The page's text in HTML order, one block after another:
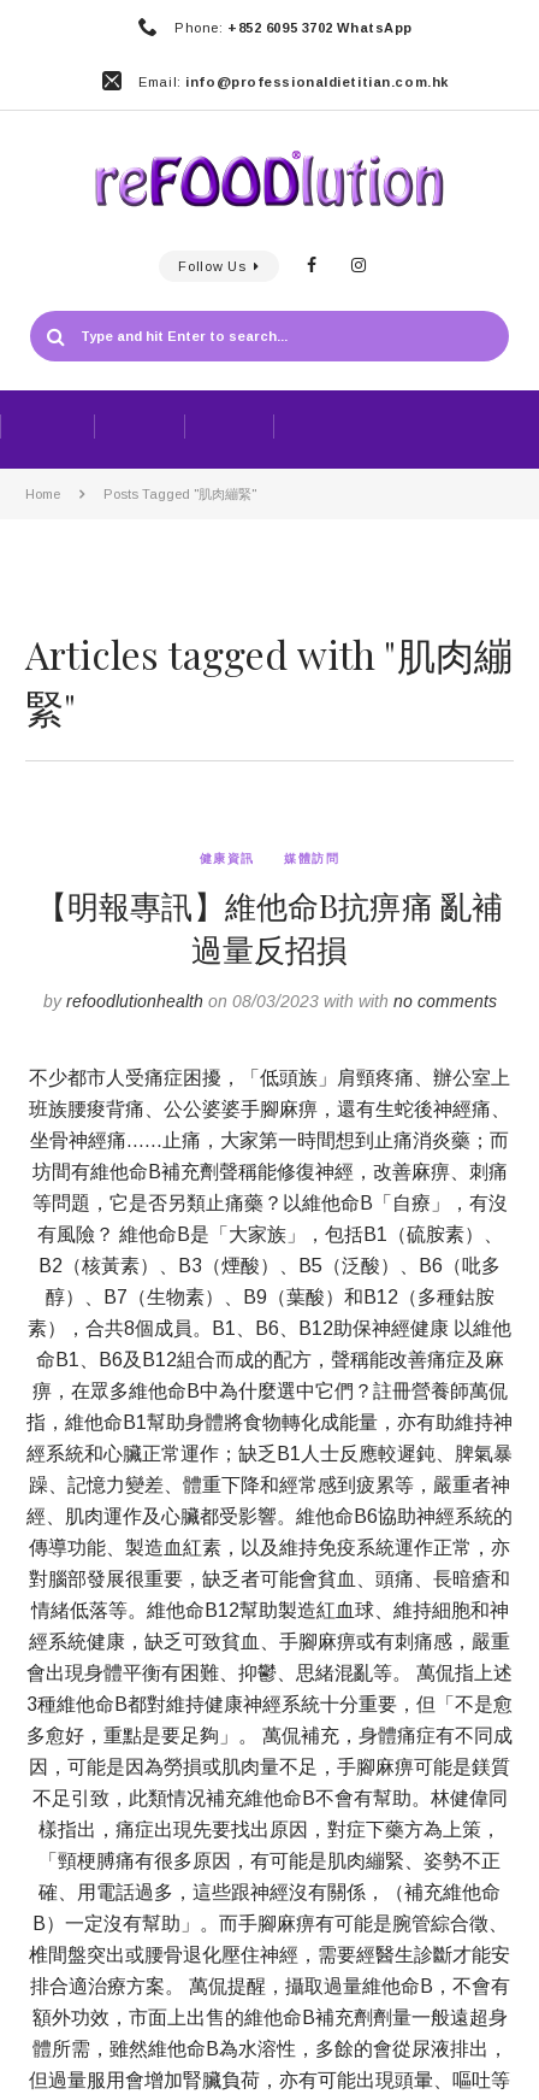
Phone: +852 6095 3702 WhatsApp
Email: info@professionaldietitian.com.hk
Follow Us
Home Posts Tagged "肌肉繃緊"
Articles tagged with "肌肉繃
緊"
健康資訊 媒體訪問
【明報專訊】維他命B抗痹痛 亂補
過量反招損
byrefoodlutionhealth on 08/03/2023 with with no comments
不少都市人受痛症困擾，「低頭族」肩頸疼痛、辦公室上
班族腰痠背痛、公公婆婆手腳麻痹，還有生蛇後神經痛、
坐骨神經痛……止痛，大家第一時間想到止痛消炎藥；而
坊間有維他命B補充劑聲稱能修復神經，改善麻痹、刺痛
等問題，它是否另類止痛藥？以維他命B「自療」，有沒
有風險？ 維他命B是「大家族」，包括B1（硫胺素）、
B2（核黃素）、B3（煙酸）、B5（泛酸）、B6（吡多
醇）、B7（生物素）、B9（葉酸）和B12（多種鈷胺
素），合共8個成員。B1、B6、B12助保神經健康 以維他
命B1、B6及B12組合而成的配方，聲稱能改善痛症及麻
痹，在眾多維他命B中為什麼選中它們？註冊營養師萬侃
指，維他命B1幫助身體將食物轉化成能量，亦有助維持神
經系統和心臟正常運作；缺乏B1人士反應較遲鈍、脾氣暴
躁、記憶力變差、體重下降和經常感到疲累等，嚴重者神
經、肌肉運作及心臟都受影響。維他命B6協助神經系統的
傳導功能、製造血紅素，以及維持免疫系統運作正常，亦
對腦部發展很重要，缺乏者可能會貧血、頭痛、長暗瘡和
情緒低落等。維他命B12幫助製造紅血球、維持細胞和神
經系統健康，缺乏可致貧血、手腳麻痹或有刺痛感，嚴重
會出現身體平衡有困難、抑鬱、思緒混亂等。 萬侃指上述
3種維他命B都對維持健康神經系統十分重要，但「不是愈
多愈好，重點是要足夠」。 萬侃補充，身體痛症有不同成
因，可能是因為勞損或肌肉量不足，手腳麻痹可能是鎂質
不足引致，此類情况補充維他命B不會有幫助。林健偉同
樣指出，痛症出現先要找出原因，對症下藥方為上策，
「頸梗膊痛有很多原因，有可能是肌肉繃緊、姿勢不正
確、用電話過多，這些跟神經沒有關係，（補充維他命
B）一定沒有幫助」。而手腳麻痹有可能是腕管綜合徵、
椎間盤突出或腰骨退化壓住神經，需要經醫生診斷才能安
排合適治療方案。 萬侃提醒，攝取過量維他命B，不會有
額外功效，市面上出售的維他命B補充劑劑量一般遠超身
體所需，雖然維他命B為水溶性，多餘的會從尿液排出，
但過量服用會增加腎臟負荷，亦有可能出現頭暈、嘔吐等